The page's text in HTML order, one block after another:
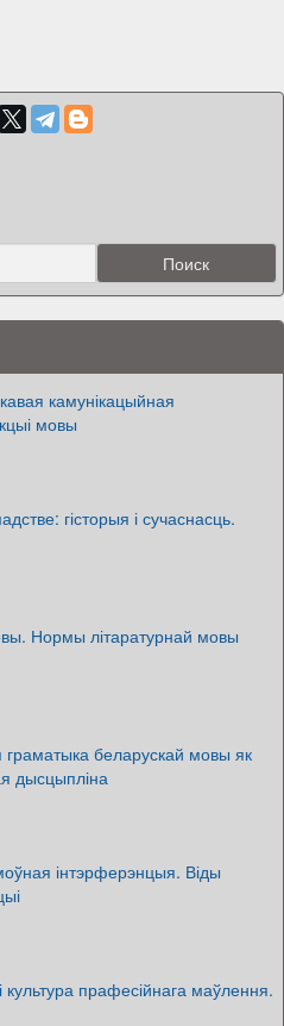
камунікацыйная
мовы
гісторыя і сучаснасць.
Нормы літаратурнай мовы
граматыка беларускай мовы як
дысцыпліна
моўная інтэрферэнцыя. Віды
культура прафесійнага маўлення.